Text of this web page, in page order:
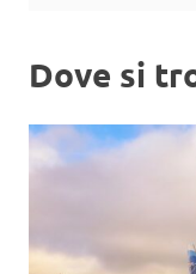
Dove si